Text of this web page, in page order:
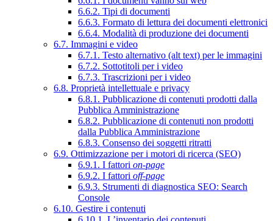
6.6.2. Tipi di documenti
6.6.3. Formato di lettura dei documenti elettronici
6.6.4. Modalità di produzione dei documenti
6.7. Immagini e video
6.7.1. Testo alternativo (alt text) per le immagini
6.7.2. Sottotitoli per i video
6.7.3. Trascrizioni per i video
6.8. Proprietà intellettuale e privacy
6.8.1. Pubblicazione di contenuti prodotti dalla
Pubblica Amministrazione
6.8.2. Pubblicazione di contenuti non prodotti
dalla Pubblica Amministrazione
6.8.3. Consenso dei soggetti ritratti
6.9. Ottimizzazione per i motori di ricerca (SEO)
6.9.1. I fattori on-page
6.9.2. I fattori off-page
6.9.3. Strumenti di diagnostica SEO: Search
Console
6.10. Gestire i contenuti